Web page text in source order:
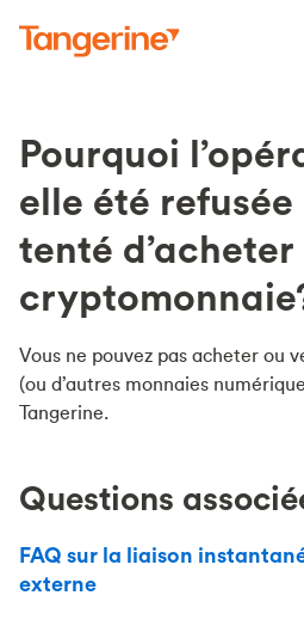
Pourquoi
elle été refusée
tenté
Vous ne pouvez pas acheter ou
(ou d’autres monnaies
Tangerine.
Questions
FAQ sur la liaison
externe